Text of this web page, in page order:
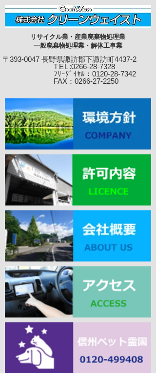
リサイクル業・産業廃棄物処理業
一般廃棄物処理業・解体工事業
〒393-0047 長野県諏訪郡下諏訪町4437-2
TEL :0266-28-7328
ﾌﾘｰﾀﾞｲﾔﾙ：0120-28-7342
​ FAX：0266-27-2250